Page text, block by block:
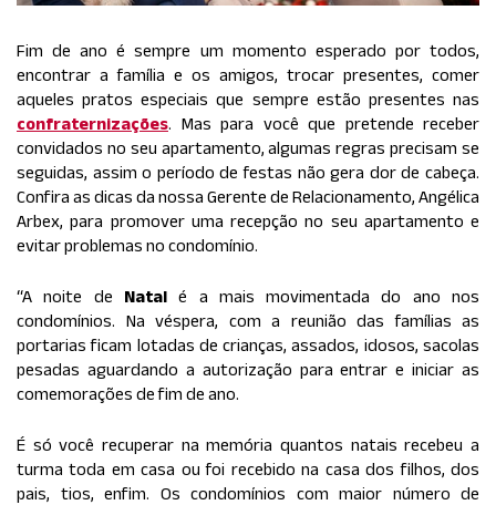
Fim de ano é sempre um momento esperado por todos,
encontrar a família e os amigos, trocar presentes, comer
aqueles pratos especiais que sempre estão presentes nas
confraternizações. Mas para você que pretende receber
convidados no seu apartamento, algumas regras precisam se
seguidas, assim o período de festas não gera dor de cabeça.
Confira as dicas da nossa Gerente de Relacionamento, Angélica
Arbex, para promover uma recepção no seu apartamento e
evitar problemas no condomínio.
“A noite de Natalé a mais movimentada do ano nos
condomínios. Na véspera, com a reunião das famílias as
portarias ficam lotadas de crianças, assados, idosos, sacolas
pesadas aguardando a autorização para entrar e iniciar as
comemorações de fim de ano.
É só você recuperar na memória quantos natais recebeu a
turma toda em casa ou foi recebido na casa dos filhos, dos
pais, tios, enfim. Os condomínios com maior número de